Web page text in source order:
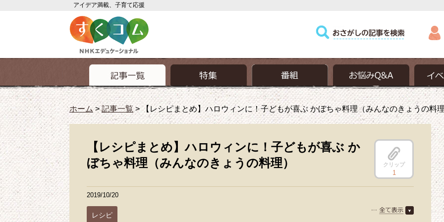
アイデア満載、子育て応援
ホーム>記事一覧>【レシピまとめ】ハロウィンに！子どもが喜ぶ かぼちゃ料理（みんなのきょうの料
【レシピまとめ】ハロウィンに！子どもが喜ぶ か
ぼちゃ料理（みんなのきょうの料理）
クリップ
1
2019/10/20
レシピ